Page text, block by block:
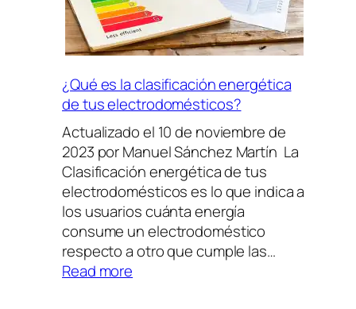
hoy:
¿Cuál
es?
¿Qué es la clasificación energética
de tus electrodomésticos?
Actualizado el 10 de noviembre de
2023 por Manuel Sánchez Martín La
Clasificación energética de tus
electrodomésticos es lo que indica a
los usuarios cuánta energía
consume un electrodoméstico
respecto a otro que cumple las…
Read more